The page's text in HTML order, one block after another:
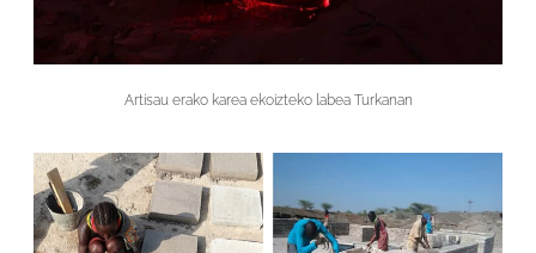
Artisau erako karea ekoizteko labea Turkanan